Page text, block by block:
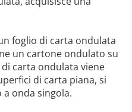
foglio di carta ondulata
un cartone ondulato su
carta ondulata viene
di carta piana, si
onda singola.